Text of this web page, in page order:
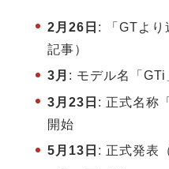
2月26日 : 「GTより
記事）
3月 : モデル名「GTi
3月23日 : 正式名称
開始
5月13日 : 正式発表